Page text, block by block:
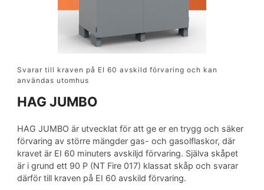
Svarar till kraven på EI 60 avskild förvaring och kan
användas utomhus
HAG JUMBO
HAG JUMBO är utvecklat för att ge er en trygg och säker
förvaring av större mängder gas- och gasolflaskor, där
kravet är EI 60 minuters avskiljd förvaring. Själva skåpet
är i grund ett 90 P (NT Fire 017) klassat skåp och svarar
därför till kraven på EI 60 avskild förvaring.